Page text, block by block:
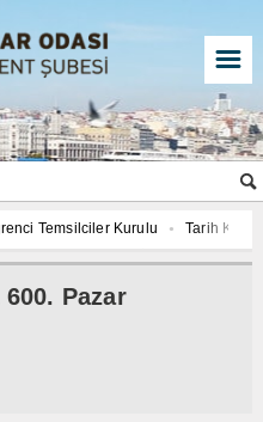
☰
Temsilciler Kurulu
Tarih
Kurulu
600. Pazar